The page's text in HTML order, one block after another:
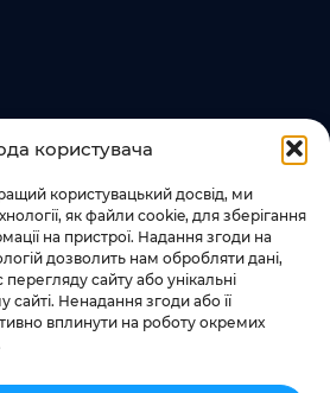
користувача
користувацький досвід, ми
як файли cookie, для зберігання
на пристрої. Надання згоди на
дозволить нам обробляти дані,
перегляду сайту або унікальні
сайті. Ненадання згоди або її
вплинути на роботу окремих